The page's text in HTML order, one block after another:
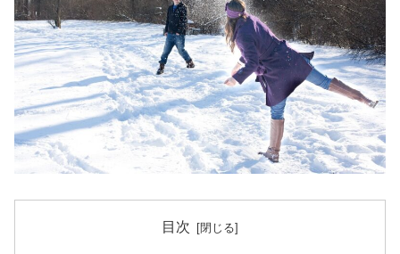
目次